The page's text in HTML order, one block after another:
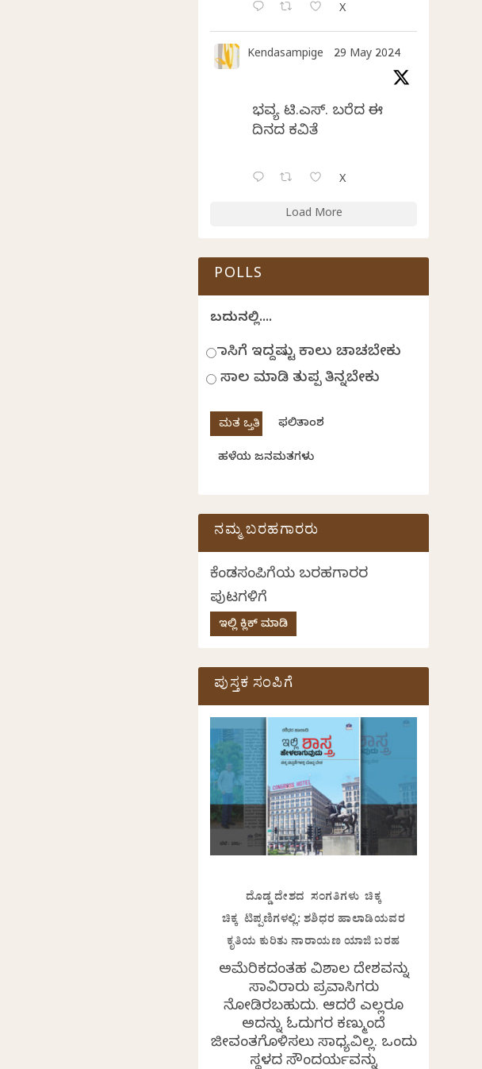
X
Kendasampige 29 May 2024
ಭವ್ಯ ಟಿ.ಎಸ್. ಬರೆದ ಈ
ದಿನದ ಕವಿತೆ
X
Load More
POLLS
ಬದುಕಿನಲ್ಲಿ....
ಹಾಸಿಗೆ ಇದ್ದಷ್ಟು ಕಾಲು ಚಾಚಬೇಕು
ಸಾಲ ಮಾಡಿ ತುಪ್ಪ ತಿನ್ನಬೇಕು
ಫಲಿತಾಂಶ
ಹಳೆಯ ಜನಮತಗಳು
ನಮ್ಮ ಬರಹಗಾರರು
ಕೆಂಡಸಂಪಿಗೆಯ ಬರಹಗಾರರ
ಪುಟಗಳಿಗೆ
ಇಲ್ಲಿ ಕ್ಲಿಕ್ ಮಾಡಿ
ಪುಸ್ತಕ ಸಂಪಿಗೆ
ದೊಡ್ಡ ದೇಶದ ಸಂಗತಿಗಳು ಚಿಕ್ಕ
ಚಿಕ್ಕ ಟಿಪ್ಪಣಿಗಳಲ್ಲಿ: ಶಶಿಧರ ಹಾಲಾಡಿಯವರ
ಕೃತಿಯ ಕುರಿತು ನಾರಾಯಣ ಯಾಜಿ ಬರಹ
ಅಮೆರಿಕದಂತಹ ವಿಶಾಲ ದೇಶವನ್ನು
ಸಾವಿರಾರು ಪ್ರವಾಸಿಗರು
ನೋಡಿರಬಹುದು. ಆದರೆ ಎಲ್ಲರೂ
ಅದನ್ನು ಓದುಗರ ಕಣ್ಮುಂದೆ
ಜೀವಂತಗೊಳಿಸಲು ಸಾಧ್ಯವಿಲ್ಲ. ಒಂದು
ಸ್ಥಳದ ಸೌಂದರ್ಯವನ್ನು